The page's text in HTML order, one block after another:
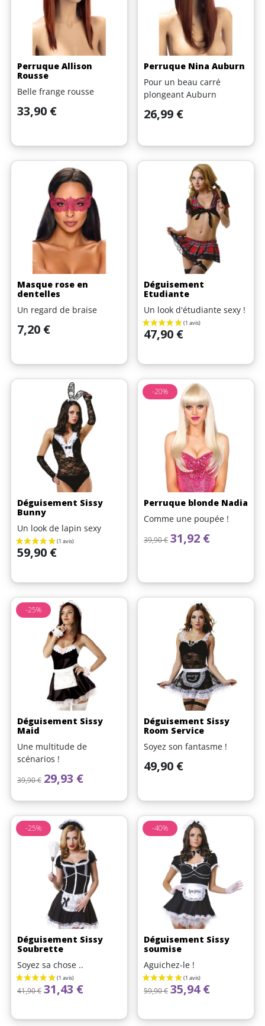
Perruque Allison
Rousse
Belle frange rousse
Prix
33,90 €
Perruque Nina Auburn
Pour un beau carré
plongeant Auburn
Prix
26,99 €
Masque rose en
dentelles
Un regard de braise
Prix
7,20 €
Déguisement
Etudiante
Un look d'étudiante sexy !
Prix
47,90 €
Déguisement Sissy
Bunny
Un look de lapin sexy
Prix
59,90 €
Perruque blonde Nadia
Comme une poupée !
Prix de base
39,90 € Prix
31,92 €
-20%
Déguisement Sissy
Maid
Une multitude de
scénarios !
Prix de base
39,90 € Prix
29,93 €
-25%
Déguisement Sissy
Room Service
Soyez son fantasme !
Prix
49,90 €
Déguisement Sissy
Soubrette
Soyez sa chose ..
Prix de base
41,90 € Prix
31,43 €
-25%
Déguisement Sissy
soumise
Aguichez-le !
Prix de base
59,90 € Prix
35,94 €
-40%